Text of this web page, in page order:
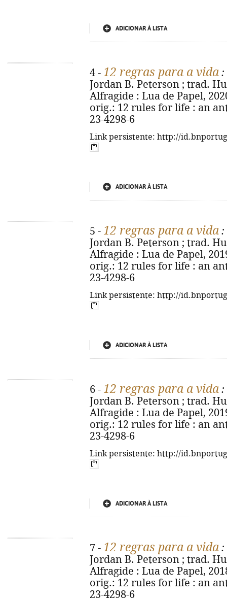
ADICIONAR À LISTA
4 - 12 regras para a vida :
Jordan B. Peterson ; trad.
Alfragide : Lua de Papel,
orig.: 12 rules for life : an
23-4298-6
Link persistente: http://
ADICIONAR À LISTA
5 - 12 regras para a vida :
Jordan B. Peterson ; trad.
Alfragide : Lua de Papel,
orig.: 12 rules for life : an
23-4298-6
Link persistente: http://
ADICIONAR À LISTA
6 - 12 regras para a vida :
Jordan B. Peterson ; trad.
Alfragide : Lua de Papel,
orig.: 12 rules for life : an
23-4298-6
Link persistente: http://
ADICIONAR À LISTA
7 - 12 regras para a vida :
Jordan B. Peterson ; trad.
Alfragide : Lua de Papel,
orig.: 12 rules for life : an
23-4298-6